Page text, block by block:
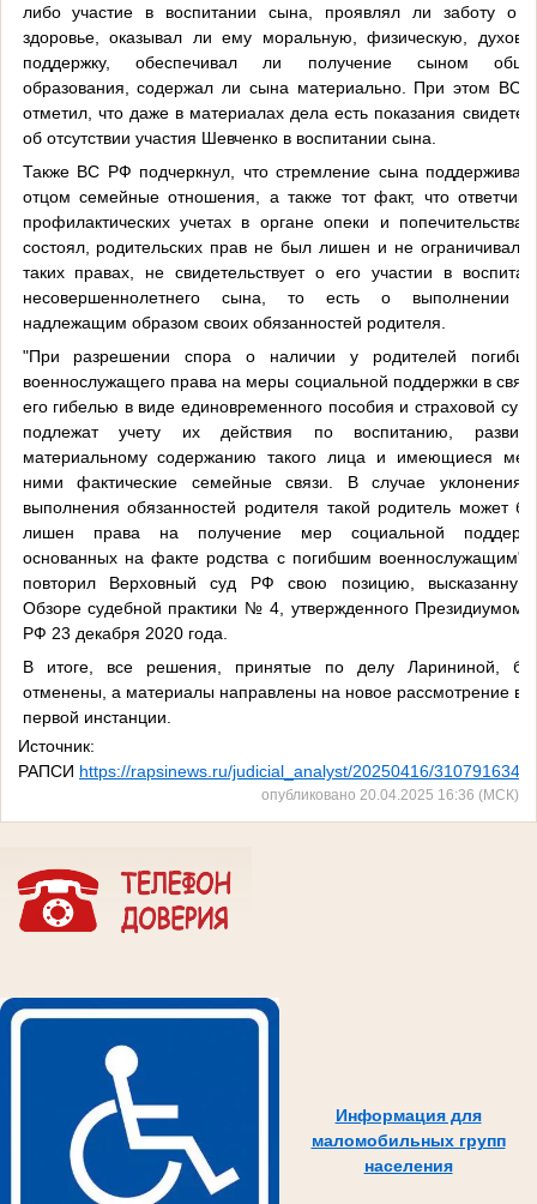
либо участие в воспитании сына, проявлял ли заботу о
здоровье, оказывал ли ему моральную, физическую,
поддержку, обеспечивал ли получение сыном
образования, содержал ли сына материально. При этом ВС
отметил, что даже в материалах дела есть показания
об отсутствии участия Шевченко в воспитании сына.
Также ВС РФ подчеркнул, что стремление сына
отцом семейные отношения, а также тот факт, что ответчик
профилактических учетах в органе опеки и попечительства
состоял, родительских прав не был лишен и не
таких правах, не свидетельствует о его участии в
несовершеннолетнего сына, то есть о выполнении
надлежащим образом своих обязанностей родителя.
"При разрешении спора о наличии у родителей
военнослужащего права на меры социальной поддержки в
его гибелью в виде единовременного пособия и страховой
подлежат учету их действия по воспитанию,
материальному содержанию такого лица и имеющиеся
ними фактические семейные связи. В случае уклонения
выполнения обязанностей родителя такой родитель может
лишен права на получение мер социальной
основанных на факте родства с погибшим
повторил Верховный суд РФ свою позицию,
Обзоре судебной практики № 4, утвержденного Президиумом
РФ 23 декабря 2020 года.
В итоге, все решения, принятые по делу Ларининой,
отменены, а материалы направлены на новое рассмотрение в
первой инстанции.
Источник:
РАПСИ https://rapsinews.ru/judicial_analyst/20250416/
опубликовано 20.04.2025 16:36 (МСК)
Информация для
маломобильных групп
населения